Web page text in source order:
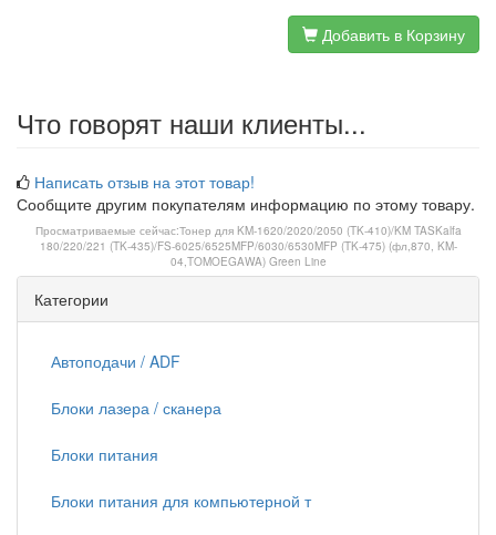
Добавить в Корзину
Что говорят наши клиенты...
Написать отзыв на этот товар!
Сообщите другим покупателям информацию по этому товару.
Просматриваемые сейчас:Тонер для KM-1620/2020/2050 (TK-410)/KM TASKalfa
180/220/221 (TK-435)/FS-6025/6525MFP/6030/6530MFP (TK-475) (фл,870, KM-
04,TOMOEGAWA) Green Line
Категории
Автоподачи / ADF
Блоки лазера / сканера
Блоки питания
Блоки питания для компьютерной т